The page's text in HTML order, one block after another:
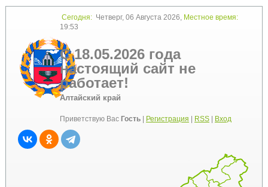
Сегодня:Четверг, 06 Августа 2026, Местное время:
19:53
С 18.05.2026 года
настоящий сайт не
работает!
Алтайский край
Приветствую Вас Гость| Регистрация RSS| Вход